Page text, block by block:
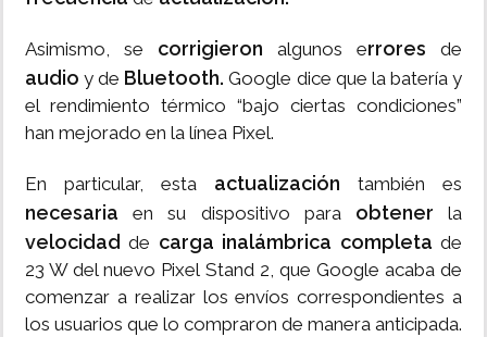
Asimismo, se corrigieron algunos errores de
audioy de Bluetooth. Google dice que la batería y
el rendimiento térmico “bajo ciertas condiciones”
han mejorado en la línea Pixel.
En particular, esta actualización también es
necesariaen su dispositivo paraobtener la
velocidadde carga inalámbrica completade
23 W del nuevo Pixel Stand 2, que Google acaba de
comenzar a realizar los envíos correspondientes a
los usuarios que lo compraron de manera anticipada.